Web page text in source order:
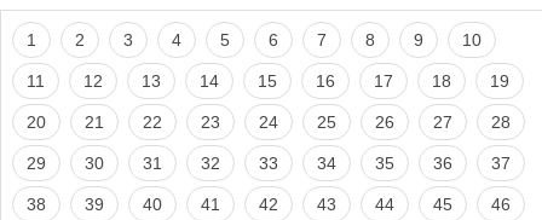
1 2 3 4 5 6 7 8 9 10
11 12 13 14 15 16 17 18 19
20 21 22 23 24 25 26 27 28
29 30 31 32 33 34 35 36 37
38 39 40 41 42 43 44 45 46